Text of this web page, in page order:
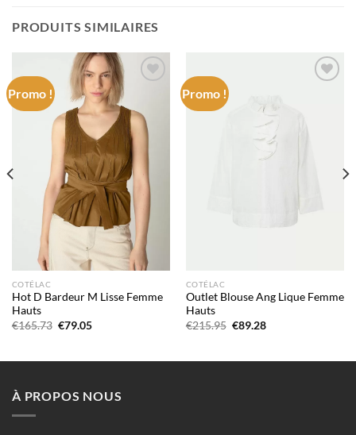
PRODUITS SIMILAIRES
Promo !
COTÉLAC
Hot D Bardeur M Lisse Femme
Hauts
€165.73 Le
€79.05Le
Promo !
COTÉLAC
Outlet Blouse Ang Lique Femme
Hauts
€215.95 Le
€89.28Le
À PROPOS NOUS